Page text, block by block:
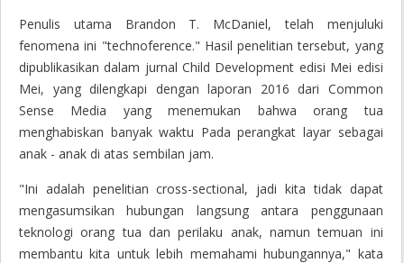
Penulis utama Brandon T. McDaniel, telah menjuluki
fenomena ini "technoference." Hasil penelitian tersebut, yang
dipublikasikan dalam jurnalChild Development edisi Mei edisi
Mei, yang dilengkapi dengan laporan 2016 dari Common
Sense Media yang menemukan bahwa orang tua
menghabiskan banyak waktu Pada perangkat layar sebagai
anak - anak di atas sembilan jam.
"Ini adalah penelitiancross-sectional, jadi kita tidak dapat
mengasumsikan hubungan langsung antara penggunaan
teknologi orang tua dan perilaku anak, namun temuan ini
membantu kita untuk lebih memahami hubungannya," kata